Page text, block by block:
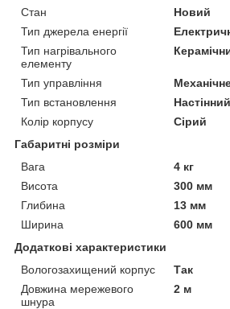
Стан
Новий
Тип джерела енергії
Тип нагрівального
елементу
Тип управління
Тип встановлення
Колір корпусу
Сірий
Габаритні розміри
Вага
4 кг
Висота
300 мм
Глибина
13 мм
Ширина
600 мм
Додаткові характеристики
Вологозахищений корпус
Так
Довжина мережевого
шнура
2 м